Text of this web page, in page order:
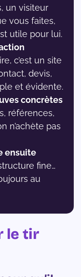
un visiteur
vous faites,
utile pour lui.
c’est un site
devis,
et évidente.
concrètes
références,
n’achète pas
ensuite
fine…
au
le tir